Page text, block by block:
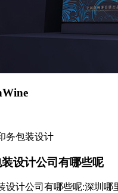
设计公司有哪些呢
设计公司有哪些呢:深圳